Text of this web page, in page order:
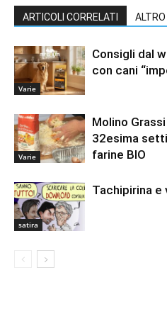
ARTICOLI CORRELATI
Varie
Consigli dal
con cani
Varie
Molino
32esima
farine BIO
satira
Tachipirina